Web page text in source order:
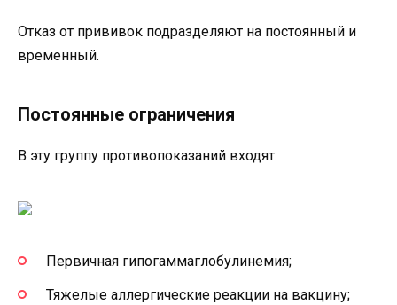
Отказ от прививок подразделяют на постоянный и
временный.
Постоянные ограничения
В эту группу противопоказаний входят:
Первичная гипогаммаглобулинемия;
Тяжелые аллергические реакции на вакцину;